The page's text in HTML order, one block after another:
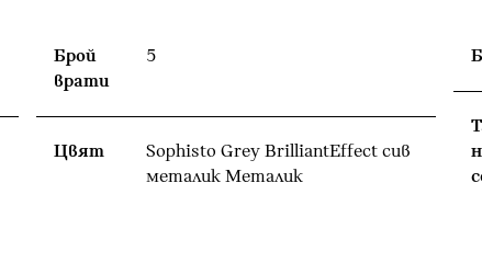
Брой
врати
5
Цвят
Sophisto Grey BrilliantEffect сив
металик Meталик